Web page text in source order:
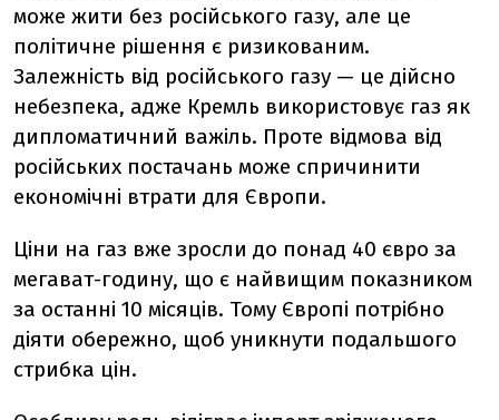
може жити без російського газу, але це
політичне рішення є ризикованим.
Залежність від російського газу — це дійсно
небезпека, адже Кремль використовує газ як
дипломатичний важіль. Проте відмова від
російських постачань може спричинити
економічні втрати для Європи.
Ціни на газ вже зросли до понад 40 євро за
мегават-годину, що є найвищим показником
за останні 10 місяців. Тому Європі потрібно
діяти обережно, щоб уникнути подальшого
стрибка цін.